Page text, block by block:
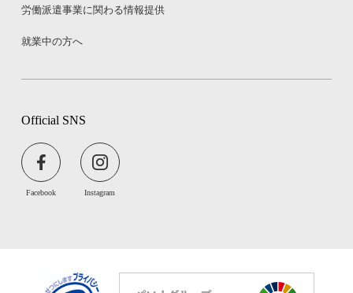
Official SNS
Facebook Instagram
労働派遣事業に関わる情報提供
就業中の方へ